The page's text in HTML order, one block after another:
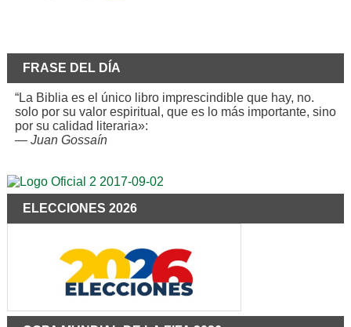
FRASE DEL DÍA
“La Biblia es el único libro imprescindible que hay, no.
solo por su valor espiritual, que es lo más importante, sino
por su calidad literaria»:
— Juan Gossaín
ELECCIONES 2026